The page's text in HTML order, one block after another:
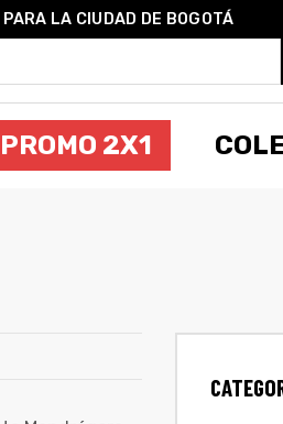
PARA LA CIUDAD DE BOGOTÁ
PROMO 2X1